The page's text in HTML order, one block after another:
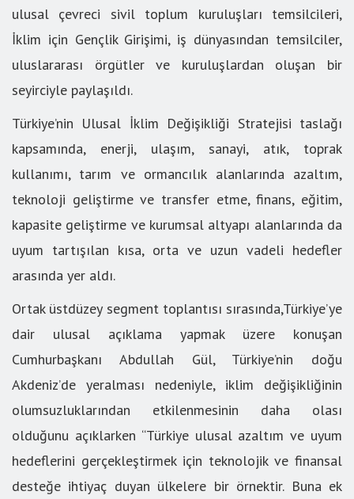
ulusal çevreci sivil toplum kuruluşları temsilcileri,
İklim için Gençlik Girişimi, iş dünyasından temsilciler,
uluslararası örgütler ve kuruluşlardan oluşan bir
seyirciyle paylaşıldı.
Türkiye’nin Ulusal İklim Değişikliği Stratejisi taslağı
kapsamında, enerji, ulaşım, sanayi, atık, toprak
kullanımı, tarım ve ormancılık alanlarında azaltım,
teknoloji geliştirme ve transfer etme, finans, eğitim,
kapasite geliştirme ve kurumsal altyapı alanlarında da
uyum tartışılan kısa, orta ve uzun vadeli hedefler
arasında yer aldı.
Ortak üstdüzey segment toplantısı sırasında,Türkiye’ye
dair ulusal açıklama yapmak üzere konuşan
Cumhurbaşkanı Abdullah Gül, Türkiye’nin doğu
Akdeniz’de yeralması nedeniyle, iklim değişikliğinin
olumsuzluklarından etkilenmesinin daha olası
olduğunu açıklarken “Türkiye ulusal azaltım ve uyum
hedeflerini gerçekleştirmek için teknolojik ve finansal
desteğe ihtiyaç duyan ülkelere bir örnektir. Buna ek